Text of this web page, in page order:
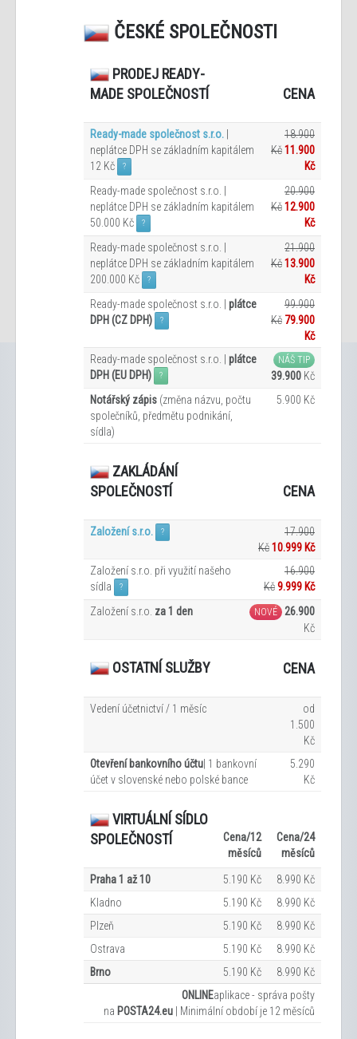
ČESKÉ SPOLEČNOSTI
PRODEJ READY-
MADE SPOLEČNOSTÍ
CENA
Ready-made společnost s.r.o.
neplátce DPH se základním kapitálem
12 Kč
?
18.900
Kč11.900
Kč
Ready-made společnost s.r.o. |
neplátce DPH se základním kapitálem
50.000 Kč
?
20.900
Kč12.900
Kč
Ready-made společnost s.r.o. |
neplátce DPH se základním kapitálem
200.000 Kč
?
21.900
Kč13.900
Kč
Ready-made společnost s.r.o. | plátce
DPH (CZ DPH)
?
99.900
Kč 79.900
Kč
Ready-made společnost s.r.o. | plátce
DPH (EU DPH)
?
NÁŠ TIP
39.900 Kč
Notářský zápis (změna názvu, počtu
společníků, předmětu podnikání,
sídla)
5.900 Kč
ZAKLÁDÁNÍ
SPOLEČNOSTÍ
CENA
Založení s.r.o. ?
17.900
Kč10.999 Kč
Založení s.r.o. při využití našeho
sídla
?
16.900
Kč9.999 Kč
Založení s.r.o. za 1 den NOVÉ
26.900
Kč
OSTATNÍ SLUŽBY CENA
Vedení účetnictví / 1 měsíc
od
1.500
Kč
Otevření bankovního účtu | 1 bankovní
účet v slovenské nebo polské bance
5.290
Kč
VIRTUÁLNÍ SÍDLO
SPOLEČNOSTÍ
Cena/12
měsíců
Cena/24
měsíců
Praha 1 až 10 5.190 Kč
8.990 Kč
Kladno
5.190 Kč
8.990 Kč
Plzeň
5.190 Kč
8.990 Kč
Ostrava
5.190 Kč
8.990 Kč
Brno
5.190 Kč
8.990 Kč
ONLINEaplikace - správa pošty
na POSTA24.eu Minimální období je 12 měsíců